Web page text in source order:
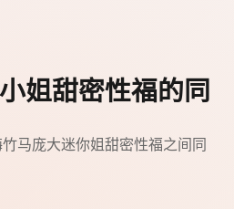
姐甜密性福的同
马庞大迷你姐甜密性福之间同